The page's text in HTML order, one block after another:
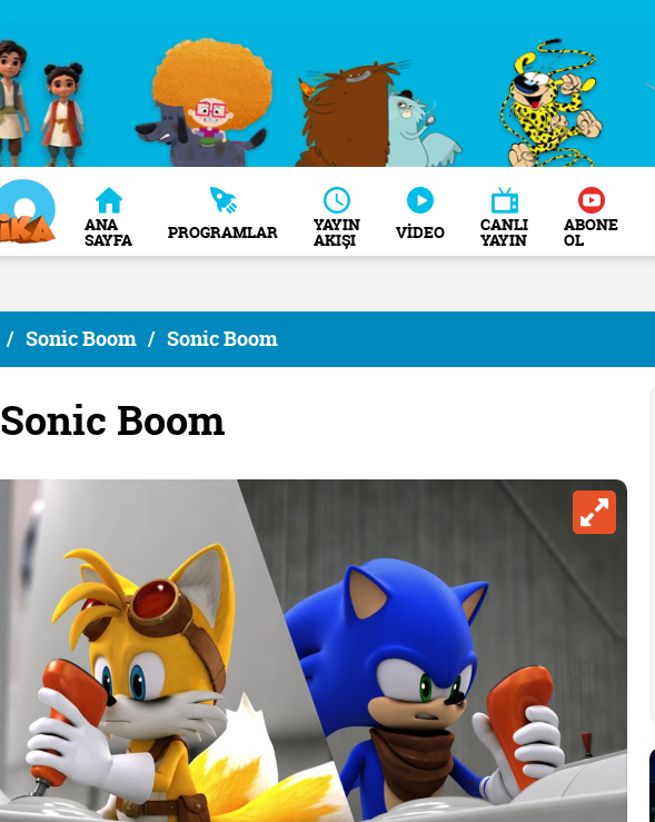
ANA
SAYFA PROGRAMLAR YAYIN
AKIŞI VİDEO CANLI
YAYIN
ABONE
OL
/ Sonic Boom / Sonic Boom
Sonic Boom